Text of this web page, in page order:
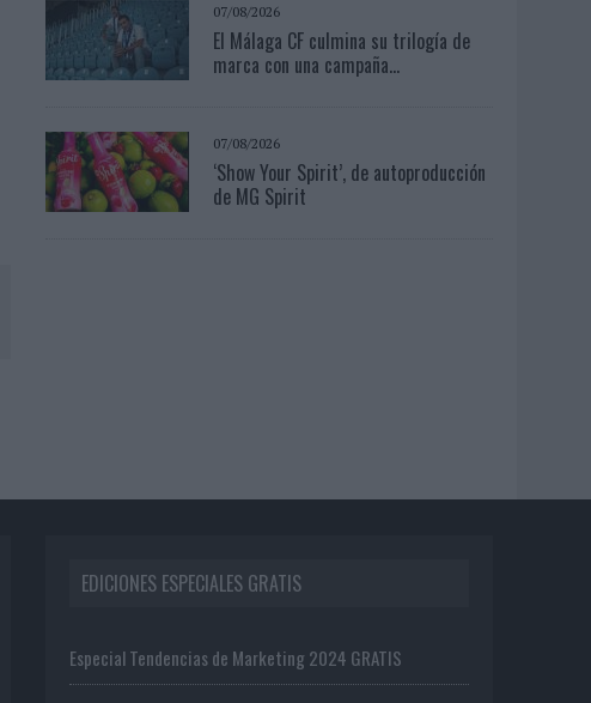
07/08/2026
El Málaga CF culmina su trilogía de
marca con una campaña...
07/08/2026
‘Show Your Spirit’, de autoproducción
de MG Spirit
EDICIONES ESPECIALES GRATIS
Especial Tendencias de Marketing 2024 GRATIS